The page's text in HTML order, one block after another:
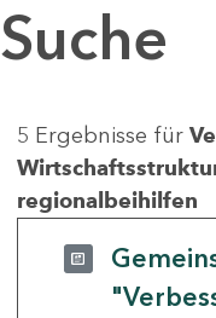
Suche
5 Ergebnisse für
regionalbeihilfen